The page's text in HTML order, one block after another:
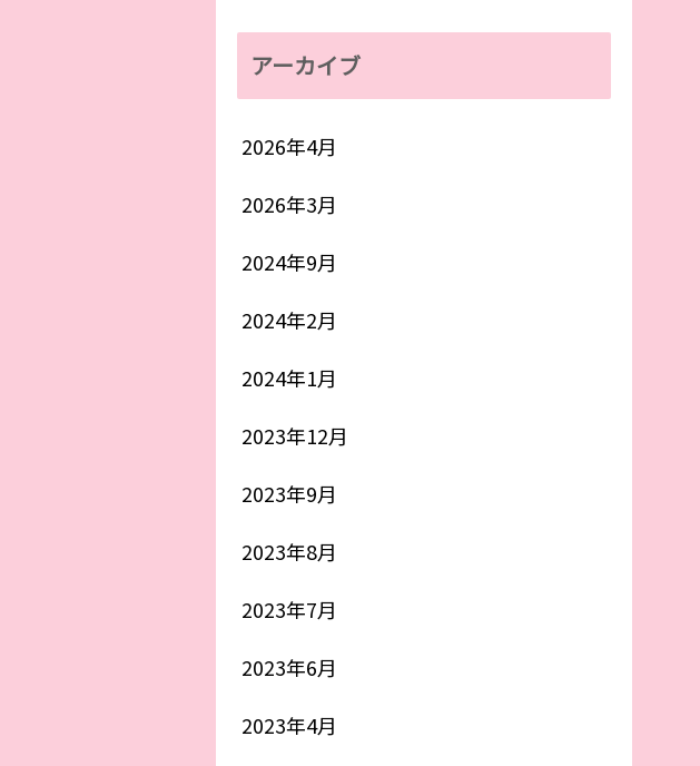
アーカイブ
2026年4月
2026年3月
2024年9月
2024年2月
2024年1月
2023年12月
2023年9月
2023年8月
2023年7月
2023年6月
2023年4月